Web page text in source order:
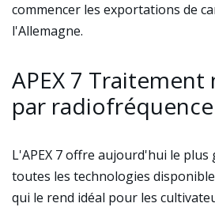
commencer les exportations de
l'Allemagne.
APEX 7
par radiofréquence
L'APEX 7 offre aujourd'hui le
toutes les technologies
qui le rend idéal pour les